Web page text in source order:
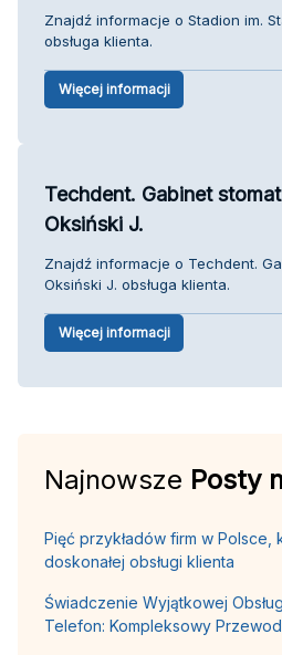
Znajdź informacje o Stadion im.
obsługa klienta.
Więcej informacji
Techdent. Gabinet
Oksiński J.
Znajdź informacje o Techdent.
Oksiński J. obsługa klienta.
Więcej informacji
Najnowsze Posty
Pięć przykładów firm w Polsce,
doskonałej obsługi klienta
Świadczenie Wyjątkowej
Telefon: Kompleksowy